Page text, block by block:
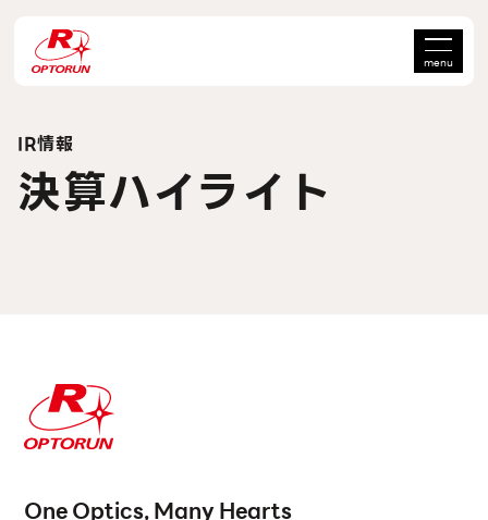
menu
IR情報
決算ハイライト
One Optics, Many Hearts